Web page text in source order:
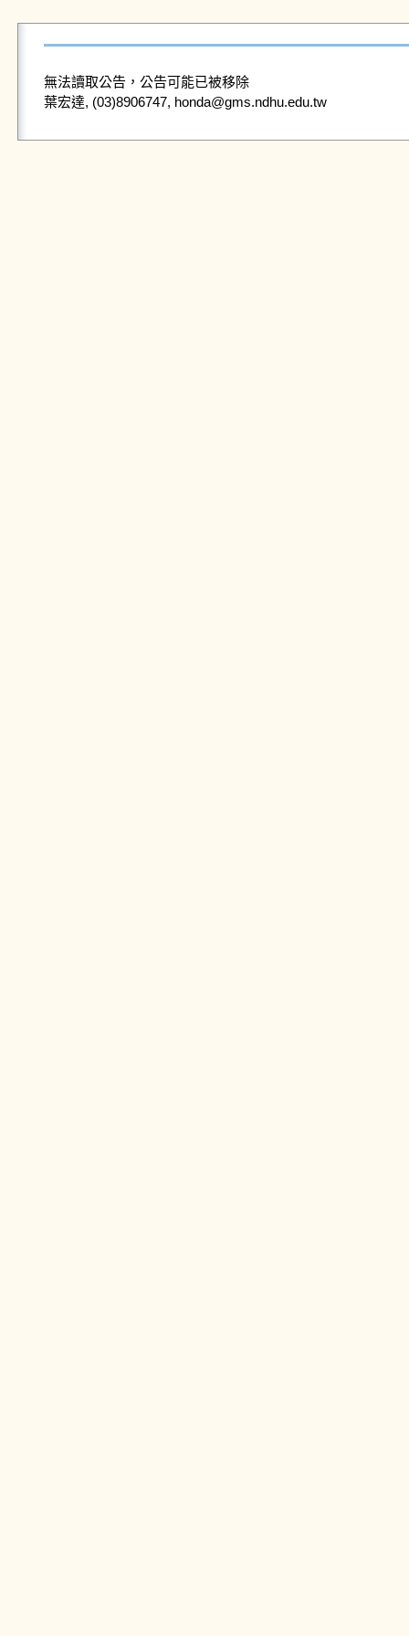
無法讀取公告，公告可能已被移除
葉宏達, (03)8906747, honda@gms.ndhu.edu.tw